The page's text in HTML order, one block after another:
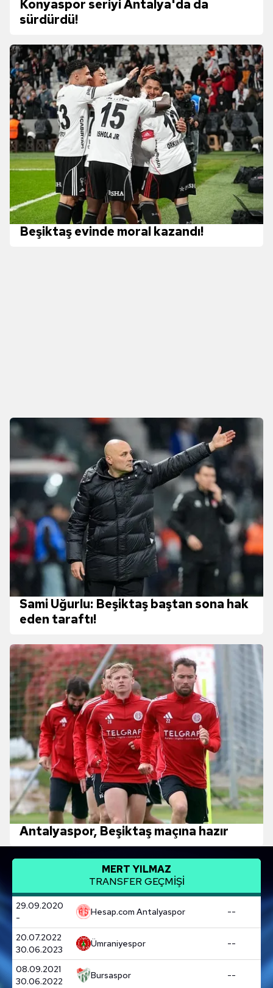
Konyaspor seriyi Antalya'da da
sürdürdü!
Beşiktaş evinde moral kazandı!
Sami Uğurlu: Beşiktaş baştan sona hak
eden taraftı!
Antalyaspor, Beşiktaş maçına hazır
MERT YILMAZ
TRANSFER GEÇMİŞİ
29.09.2020
-
Hesap.com Antalyaspor --
20.07.2022
30.06.2023
Ümraniyespor --
08.09.2021
30.06.2022
Bursaspor --